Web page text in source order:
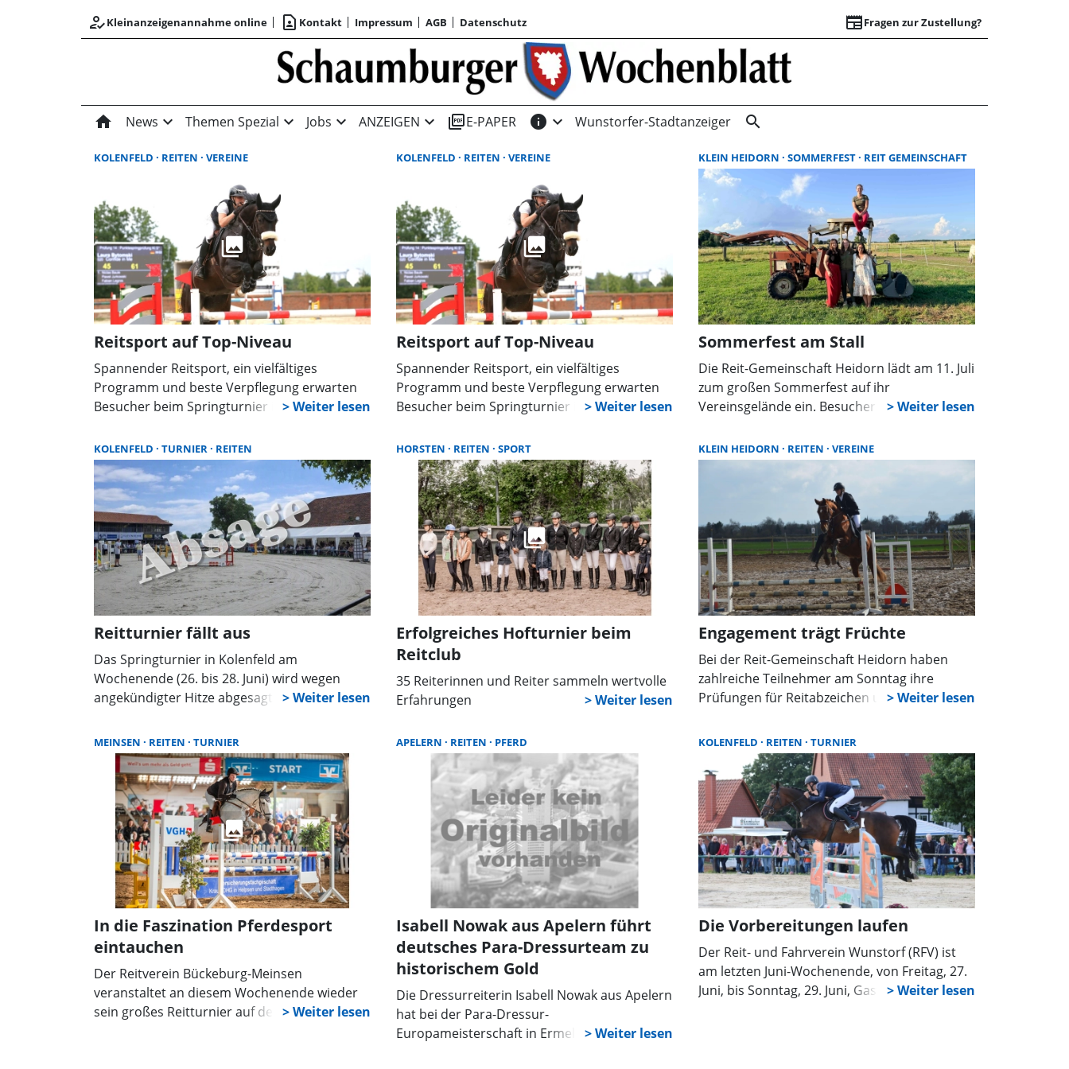
how_to_regKleinanzeigenannahme online contact_page Kontakt Impressum AGB Datenschutz newspaperFragen zur Zustellung?
Suchergebnisse |
home News expand_more Themen Spezial expand_more Jobs expand_more ANZEIGEN expand_more picture_as_pdfE-PAPER info expand_more Wunstorfer-Stadtanzeiger search
KOLENFELD REITEN VEREINE
Reitsport auf Top-Niveau
Spannender Reitsport, ein vielfältiges
Programm und beste Verpflegung erwarten
Besucher beim Springturnier in Wunstorf-
Prüfungen an. Höhepunkt ist der Große Preis
von Kolenfeld am Sonntag.
KOLENFELD REITEN VEREINE
Reitsport auf Top-Niveau
Spannender Reitsport, ein vielfältiges
Programm und beste Verpflegung erwarten
Besucher beim Springturnier in Wunstorf-
Prüfungen an. Höhepunkt ist der Große Preis
von Kolenfeld am Sonntag.
KLEIN HEIDORN SOMMERFEST REIT GEMEINSCHAFT
Sommerfest am Stall
Die Reit-Gemeinschaft Heidorn lädt am 11. Juli
zum großen Sommerfest auf ihr
Vereinsgelände ein. Besucher erwartet ein
Ponyreiten, Musik, Tanz, Mitmachaktionen
und kulinarischen Angeboten für die ganze
KOLENFELD TURNIER REITEN
Reitturnier fällt aus
Das Springturnier in Kolenfeld am
Wochenende (26. bis 28. Juni) wird wegen
angekündigter Hitze abgesagt. Tierschutz und
Ersatztermin im Herbst ist geplant,
Nenngelder werden erstattet.
HORSTEN REITEN SPORT
Erfolgreiches Hofturnier beim
Reitclub
35 Reiterinnen und Reiter sammeln wertvolle
Erfahrungen
KLEIN HEIDORN REITEN VEREINE
Engagement trägt Früchte
Bei der Reit-Gemeinschaft Heidorn haben
zahlreiche Teilnehmer am Sonntag ihre
Prüfungen für Reitabzeichen und den
Verein freut sich über starke Leistungen,
engagierten Nachwuchs und gut ausgebildete
Schulpferde.
MEINSEN REITEN TURNIER
In die Faszination Pferdesport
eintauchen
Der Reitverein Bückeburg-Meinsen
veranstaltet an diesem Wochenende wieder
sein großes Reitturnier auf der Anlage in der
APELERN REITEN PFERD
Isabell Nowak aus Apelern führt
deutsches Para-Dressurteam zu
historischem Gold
Die Dressurreiterin Isabell Nowak aus Apelern
hat bei der Para-Dressur-
Europameisterschaft in Ermelo, Niederlande,
KOLENFELD REITEN TURNIER
Die Vorbereitungen laufen
Der Reit- und Fahrverein Wunstorf (RFV) ist
am letzten Juni-Wochenende, von Freitag, 27.
Juni, bis Sonntag, 29. Juni, Gastgeber des